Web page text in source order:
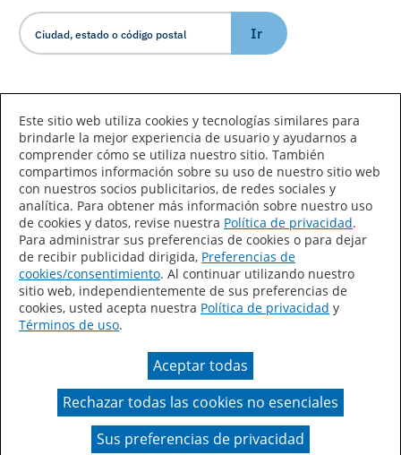
Ir
Declaración de accesibilidad
Mapa del sitio
Términos de uso
Privacidad
Sus preferencias de privacidad
Ley de Cadenas de Suministro de California
Un color real puede variar en comparación con la
presentación en pantalla.
Este sitio web utiliza cookies y tecnologías similares para
brindarle la mejor experiencia de usuario y ayudarnos a
comprender cómo se utiliza nuestro sitio. También
compartimos información sobre su uso de nuestro sitio web
con nuestros socios publicitarios, de redes sociales y
analítica. Para obtener más información sobre nuestro uso
de cookies y datos, revise nuestra Política de privacidad.
Para administrar sus preferencias de cookies o para dejar
de recibir publicidad dirigida, Preferencias de
cookies/consentimiento. Al continuar utilizando nuestro
sitio web, independientemente de sus preferencias de
cookies, usted acepta nuestra Política de privacidad y
Términos de uso.
Aceptar todas
Rechazar todas las cookies no esenciales
Sus preferencias de privacidad